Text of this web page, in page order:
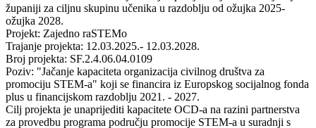
županiji za ciljnu skupinu učenika u razdoblju od ožujka 2025-
ožujka 2028.
Projekt: Zajedno raSTEMo
Trajanje projekta: 12.03.2025.- 12.03.2028.
Broj projekta: SF.2.4.06.04.0109
Poziv: "Jačanje kapaciteta organizacija civilnog društva za
promociju STEM-a" koji se financira iz Europskog socijalnog fonda
plus u financijskom razdoblju 2021. - 2027.
Cilj projekta je unaprijediti kapacitete OCD-a na razini partnerstva
za provedbu programa području promocije STEM-a u suradnji s